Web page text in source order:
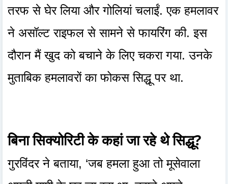
तरफ से घेर लिया और गोलियां चलाईं. एक हमलावर
ने असॉल्ट राइफल से सामने से फायरिंग की. इस
दौरान मैं खुद को बचाने के लिए चकरा गया. उनके
मुताबिक हमलावरों का फोकस सिद्धू पर था.
बिना सिक्योरिटी के कहां जा रहे थे सिद्धू?
गुरविंदर ने बताया, ‘जब हमला हुआ तो मूसेवाला